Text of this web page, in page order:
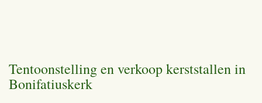
Tentoonstelling en verkoop kerststallen in
Bonifatiuskerk